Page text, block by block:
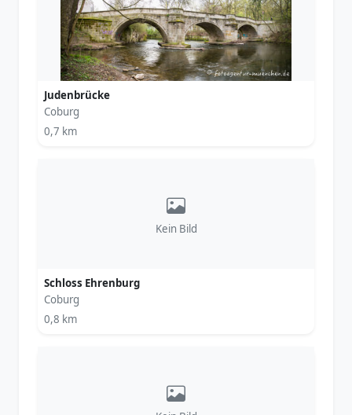
Judenbrücke
Coburg
0,7 km
Kein Bild
Schloss Ehrenburg
Coburg
0,8 km